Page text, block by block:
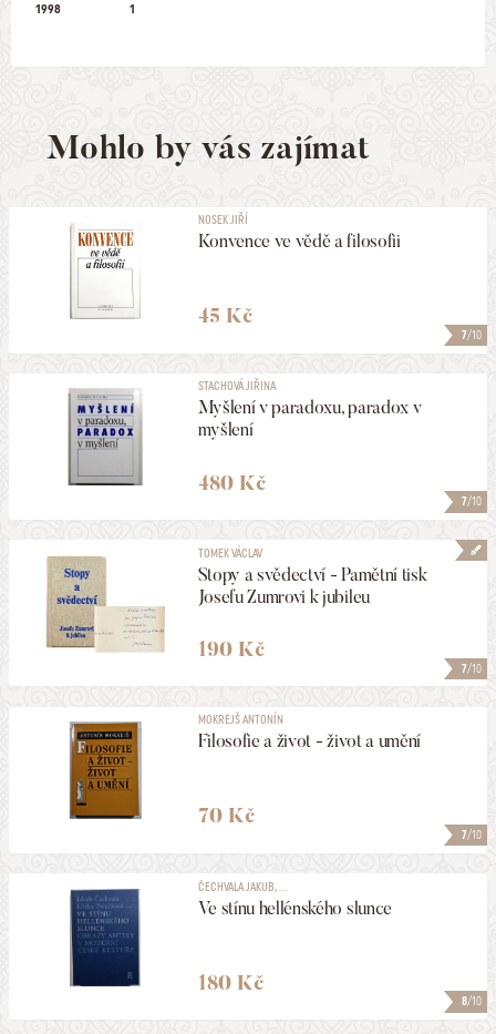
1998
1
Mohlo by vás zajímat
7/10
NOSEK JIŘÍ
Konvence ve vědě a filosofii
45 Kč
7/10
STACHOVÁ JIŘINA
Myšlení v paradoxu, paradox v
myšlení
480 Kč
7/10
TOMEK VÁCLAV
Stopy a svědectví - Pamětní tisk
Josefu Zumrovi k jubileu
190 Kč
7/10
MOKREJŠ ANTONÍN
Filosofie a život - život a umění
70 Kč
8/10
ČECHVALA JAKUB, ...
Ve stínu hellénského slunce
180 Kč